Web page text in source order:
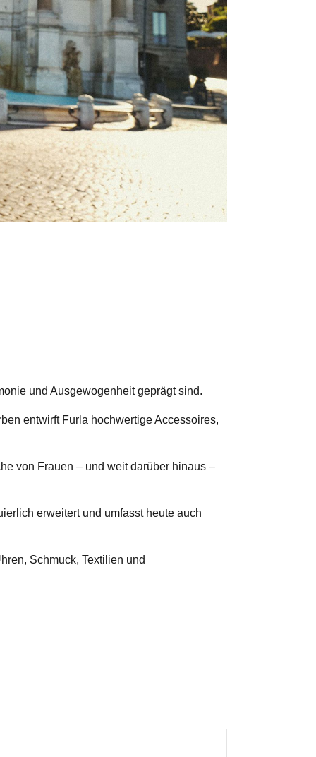
und Ausgewogenheit geprägt sind.
entwirft Furla hochwertige Accessoires,
von Frauen – und weit darüber hinaus –
erweitert und umfasst heute auch
Schmuck, Textilien und